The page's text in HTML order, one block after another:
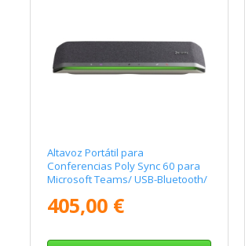
Altavoz Portátil para
Conferencias Poly Sync 60 para
Microsoft Teams/ USB-Bluetooth/
405,00 €